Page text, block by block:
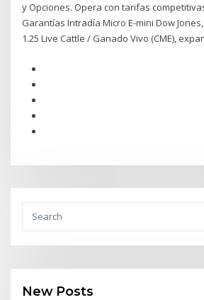
y Opciones. Opera con tarifas
Garantías Intradía Micro E-mini Dow
1.25 Live Cattle / Ganado Vivo (CME),
New Posts